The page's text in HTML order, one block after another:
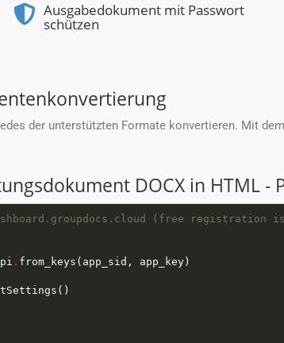
Ausgabedokument mit Passwort
schützen
der unterstützten Formate konvertieren. Mit
DOCX in HTML -
(free registration
.